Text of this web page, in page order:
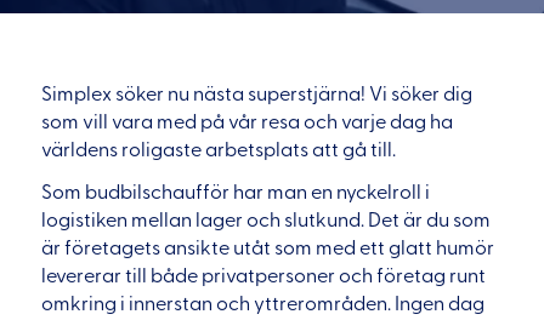
Simplex söker nu nästa superstjärna! Vi söker dig
som vill vara med på vår resa och varje dag ha
världens roligaste arbetsplats att gå till.
Som budbilschaufför har man en nyckelroll i
logistiken mellan lager och slutkund. Det är du som
är företagets ansikte utåt som med ett glatt humör
levererar till både privatpersoner och företag runt
omkring i innerstan och yttrerområden. Ingen dag